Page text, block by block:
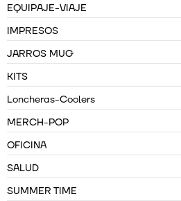
EQUIPAJE-VIAJE
IMPRESOS
JARROS MUG
KITS
Loncheras-Coolers
MERCH-POP
OFICINA
SALUD
SUMMER TIME